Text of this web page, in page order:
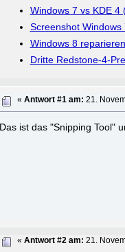
Windows 7 vs KDE 4
Screenshot
Windows 8
Dritte Redstone-4-
«Antwort #1 am: 21.
Das ist das "Snipping Tool"
«Antwort #2 am: 21.